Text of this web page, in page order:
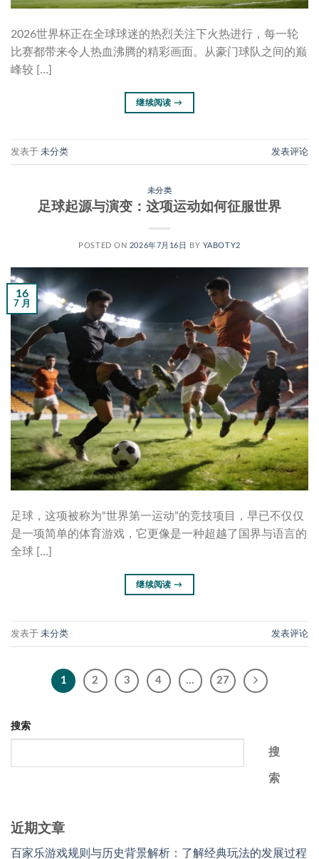
2026世界杯正在全球球迷的热烈关注下火热进行，每一轮
比赛都带来令人热血沸腾的精彩画面。从豪门球队之间的巅
峰较 […]
继续阅读→
发表于 未分类 发表评论
未分类
足球起源与演变：这项运动如何征服世界
POSTED ON 2026年7月16日 BY YABOTY2
16
7 月
足球，这项被称为“世界第一运动”的竞技项目，早已不仅仅
是一项简单的体育游戏，它更像是一种超越了国界与语言的
全球 […]
继续阅读→
发表于 未分类 发表评论
1 2 3 4 … 27
搜索
搜
索
近期文章
百家乐游戏规则与历史背景解析：了解经典玩法的发展过程